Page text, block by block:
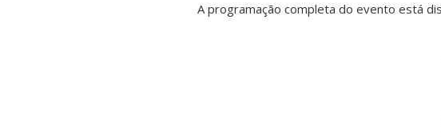
A programação completa do evento está